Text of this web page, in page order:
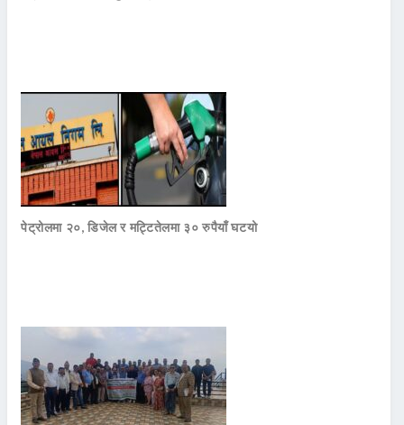
पेट्रोलमा २०, डिजेल र मट्टितेलमा ३० रुपैयाँ घटयो